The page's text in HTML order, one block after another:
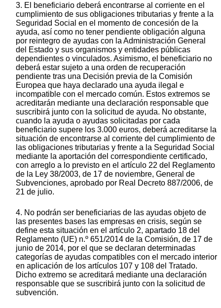
3. El beneficiario deberá encontrarse al corriente en el
cumplimiento de sus obligaciones tributarias y frente a la
Seguridad Social en el momento de concesión de la
ayuda, así como no tener pendiente obligación alguna
por reintegro de ayudas con la Administración General
del Estado y sus organismos y entidades públicas
dependientes o vinculados. Asimismo, el beneficiario no
deberá estar sujeto a una orden de recuperación
pendiente tras una Decisión previa de la Comisión
Europea que haya declarado una ayuda ilegal e
incompatible con el mercado común. Estos extremos se
acreditarán mediante una declaración responsable que
suscribirá junto con la solicitud de ayuda. No obstante,
cuando la ayuda o ayudas solicitadas por cada
beneficiario supere los 3.000 euros, deberá acreditarse la
situación de encontrarse al corriente del cumplimiento de
las obligaciones tributarias y frente a la Seguridad Social
mediante la aportación del correspondiente certificado,
con arreglo a lo previsto en el artículo 22 del Reglamento
de la Ley 38/2003, de 17 de noviembre, General de
Subvenciones, aprobado por Real Decreto 887/2006, de
21 de julio.
4. No podrán ser beneficiarias de las ayudas objeto de
las presentes bases las empresas en crisis, según se
define esta situación en el artículo 2, apartado 18 del
Reglamento (UE) n.º 651/2014 de la Comisión, de 17 de
junio de 2014, por el que se declaran determinadas
categorías de ayudas compatibles con el mercado interior
en aplicación de los artículos 107 y 108 del Tratado.
Dicho extremo se acreditará mediante una declaración
responsable que se suscribirá junto con la solicitud de
subvención.